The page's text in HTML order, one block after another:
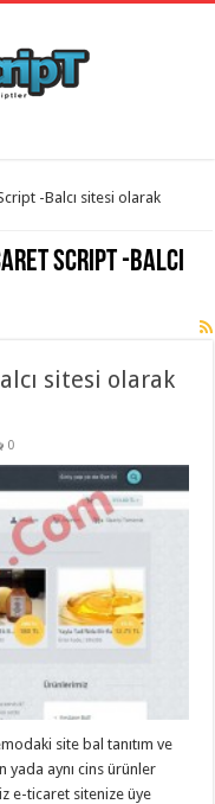
-Balcı sitesi olarak
Script -Balcı
sitesi olarak
0
site bal tanıtım ve
yada aynı cins ürünler
e-ticaret sitenize üye